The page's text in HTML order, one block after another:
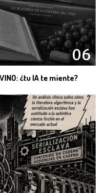
06
VINO: ¿tu IA te miente?